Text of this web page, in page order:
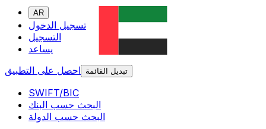
AR
تسجيل الدخول
التسجيل
يساعد
احصل على التطبيق
تبديل القائمة
SWIFT/BIC
البحث حسب البنك
البحث حسب الدولة